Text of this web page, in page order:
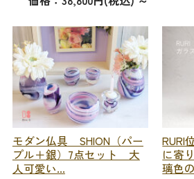
モダン仏具 SHION（パー
プル＋銀）7点セット 大
人可愛い...
RURI
に寄
璃色